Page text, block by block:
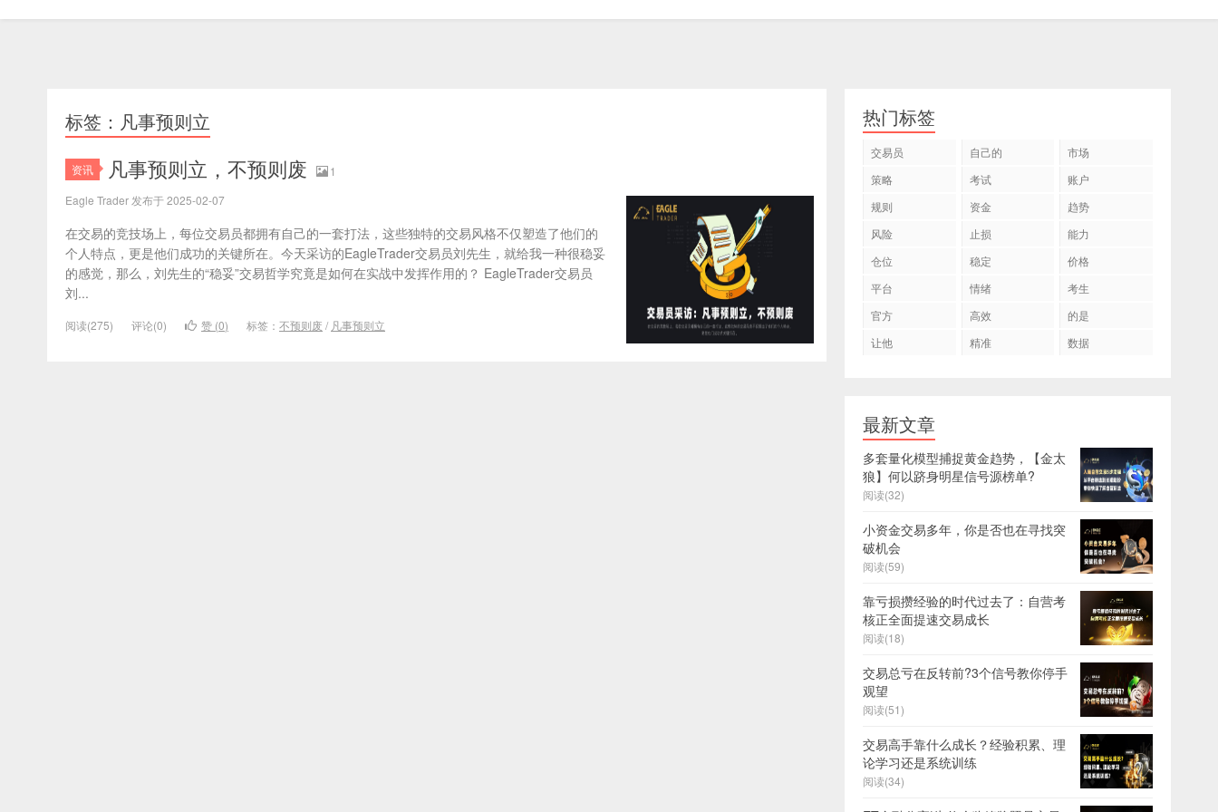
标签：凡事预则立
资讯 凡事预则立，不预则废
1
Eagle Trader 发布于 2025-02-07
在交易的竞技场上，每位交易员都拥有自己的一套打法，这些独特的交易风格不仅塑造了他们的
个人特点，更是他们成功的关键所在。今天采访的EagleTrader交易员刘先生，就给我一种很稳妥
的感觉，那么，刘先生的“稳妥”交易哲学究竟是如何在实战中发挥作用的？ EagleTrader交易员
刘...
阅读(275) 评论(0) 赞 (0) 标签： 不预则废 / 凡事预则立
热门标签
交易员 自己的
市场
策略
考试
账户
规则
资金
趋势
风险
止损
能力
仓位
稳定
价格
平台
情绪
考生
官方
高效
的是
让他
精准 数据
最新文章
多套量化模型捕捉黄金趋势，【金太
狼】何以跻身明星信号源榜单?
阅读(32)
小资金交易多年，你是否也在寻找突
破机会
阅读(59)
靠亏损攒经验的时代过去了：自营考
核正全面提速交易成长
阅读(18)
交易总亏在反转前?3个信号教你停手
观望
阅读(51)
交易高手靠什么成长？经验积累、理
论学习还是系统训练
阅读(34)